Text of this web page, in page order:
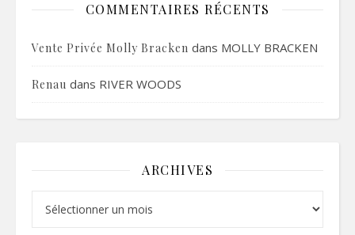
COMMENTAIRES RÉCENTS
Vente Privée Molly Bracken dans MOLLY BRACKEN
Renau dans RIVER WOODS
ARCHIVES